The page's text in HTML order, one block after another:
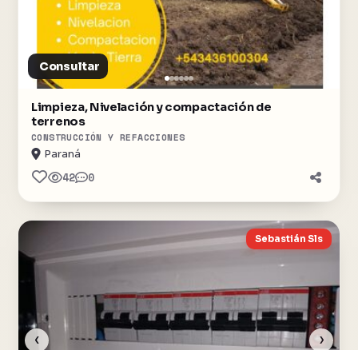
Consultar
Limpieza, Nivelación y compactación de
terrenos
CONSTRUCCIÓN Y REFACCIONES
Paraná
42 0
‹ ›
Sebastián Sls